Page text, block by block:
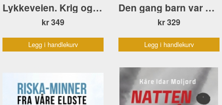
Lykkeveien. Krig og fred – barns opplevelser mai 1945
kr 349
Legg i handlekurv
Den gang barn var barn
kr 329
Legg i handlekurv